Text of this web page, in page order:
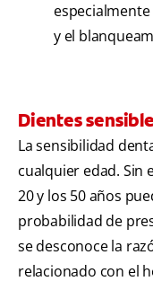
y el
Dientes
La sensibilidad
cualquier edad. Sin
20 y los 50 años
probabilidad de
se desconoce la
relacionado con el